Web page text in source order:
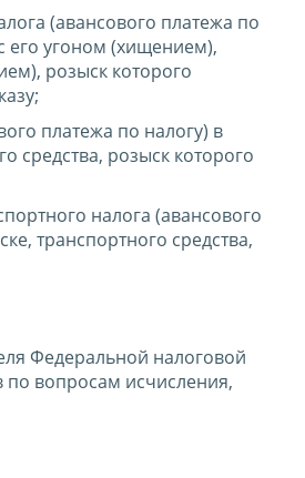
(авансового платежа по
его угоном (хищением),
розыск которого
платежа по налогу) в
средства, розыск которого
налога (авансового
транспортного средства,
Федеральной налоговой
вопросам исчисления,